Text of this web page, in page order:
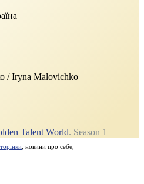
/ Iryna Malovichko
Talent World. Season 1
, новини про себе,